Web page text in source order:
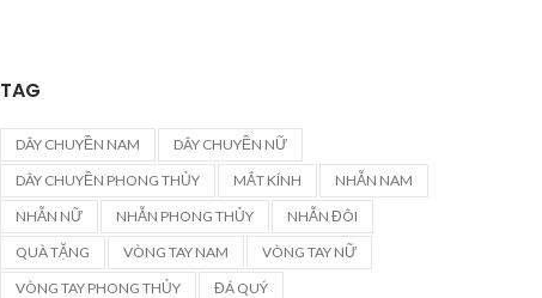
TAG
DÂY CHUYỀN NAM
DÂY CHUYỀN NỮ
DÂY CHUYỀN PHONG THỦY
MẮT KÍNH
NHẪN NAM
NHẪN NỮ
NHẪN PHONG THỦY
NHẪN ĐÔI
QUÀ TẶNG
VÒNG TAY NAM
VÒNG TAY NỮ
VÒNG TAY PHONG THỦY
ĐÁ QUÝ